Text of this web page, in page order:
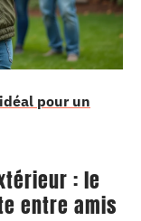
pour un
: le
entre amis